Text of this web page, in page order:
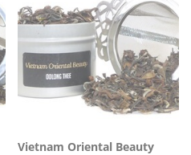
Vietnam Oriental Beauty